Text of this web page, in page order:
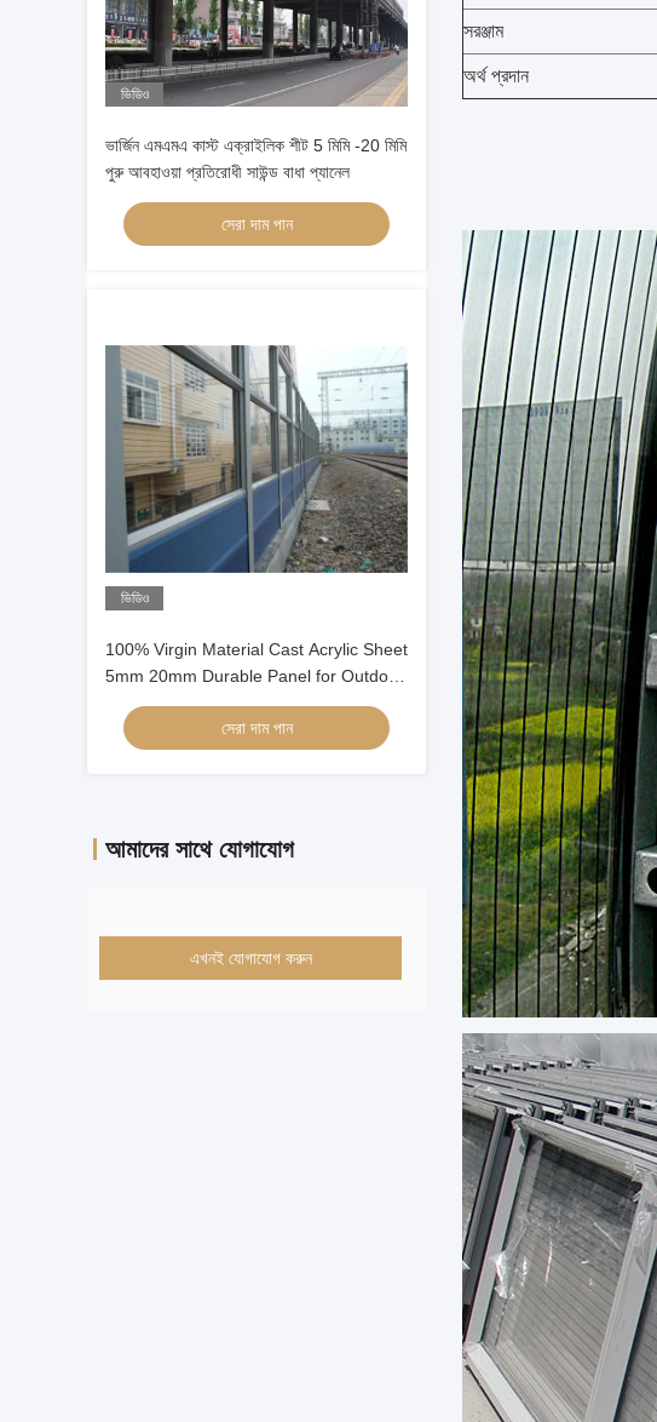
ভিডিও
ভার্জিন এমএমএ কাস্ট এক্রাইলিক শীট 5 মিমি -20 মিমি
পুরু আবহাওয়া প্রতিরোধী সাউন্ড বাধা প্যানেল
সেরা দাম পান
ভিডিও
100% Virgin Material Cast Acrylic Sheet
5mm 20mm Durable Panel for Outdoor
sound Barrier
সেরা দাম পান
আমাদের সাথে যোগাযোগ
এখনই যোগাযোগ করুন
সরঞ্জাম
অর্থ প্রদান